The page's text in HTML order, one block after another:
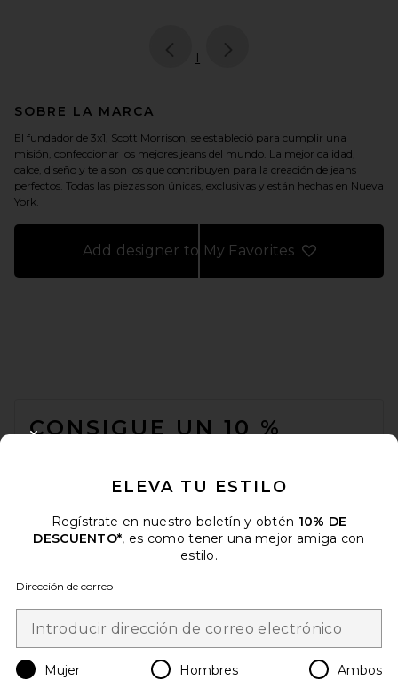
page
1
SOBRE LA MARCA
El fundador de 3x1, Scott Morrison, se estableció para cumplir una
misión, confeccionar los mejores jeans del mundo. La mejor calidad,
calce, diseño y tela son los que contribuyen para la creación de jeans
perfectos. Todas las piezas son únicas, exclusivas y están hechas en Nueva
York.
Add designer to My Favorites
CONSIGUE UN 10 %
Cuando se suscribe a nuestro boletín enviando su correo
privacidad
es USD
ELEVA TU ESTILO
Regístrate en nuestro boletín y obtén 10% DE
DESCUENTO*, es como tener una mejor amiga con
estilo.
Dirección de correo
Mujer Hombres Ambos